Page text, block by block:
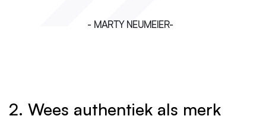
- MARTY NEUMEIER-
2. Wees authentiek als merk